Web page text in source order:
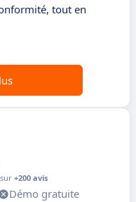
tout en
+200 avis
Démo gratuite